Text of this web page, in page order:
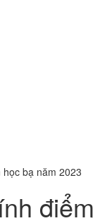
bạ năm 2023
điểm